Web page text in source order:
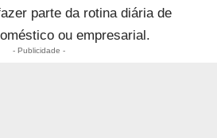
parte da rotina diária de
ou empresarial.
- Publicidade -